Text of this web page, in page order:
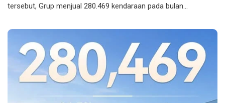
tersebut, Grup menjual 280.469 kendaraan pada bulan…